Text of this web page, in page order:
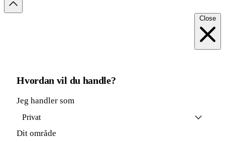
Close
Hvordan vil du handle?
Jeg handler som
Privat
Dit område